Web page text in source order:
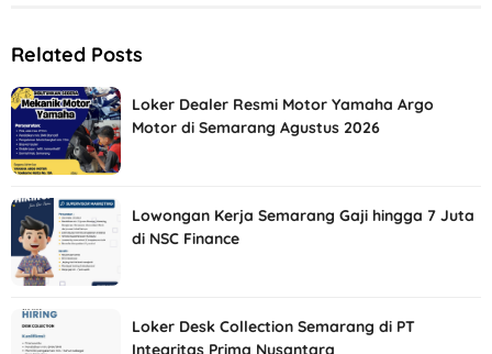
Related Posts
Loker Dealer Resmi Motor Yamaha Argo
Motor di Semarang Agustus 2026
Lowongan Kerja Semarang Gaji hingga 7 Juta
di NSC Finance
Loker Desk Collection Semarang di PT
Integritas Prima Nusantara